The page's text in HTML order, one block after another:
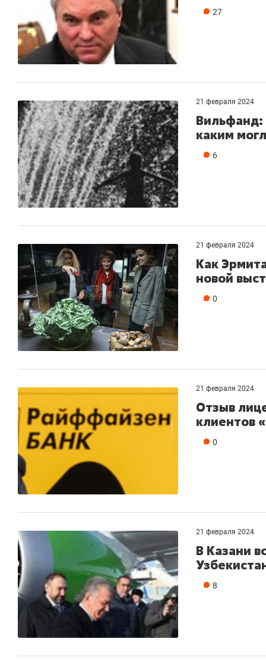
27
21 февраля 2024
Вильфанд:
каким
6
21 февраля 2024
Как
новой
0
21 февраля 2024
Отзыв
клиентов
0
21 февраля 2024
В Казани
8